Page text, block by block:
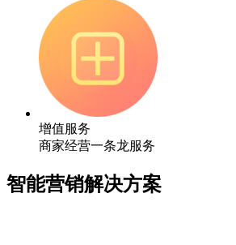
增值服务
商家经营一条龙服务
智能营销解决方案